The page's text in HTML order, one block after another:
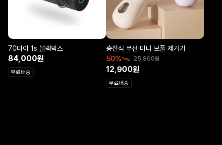
70마이 1s 블랙박스
84,000원
무료배송
충전식 무선 미니 보풀 제거기
50% 25,800원
12,900원
무료배송